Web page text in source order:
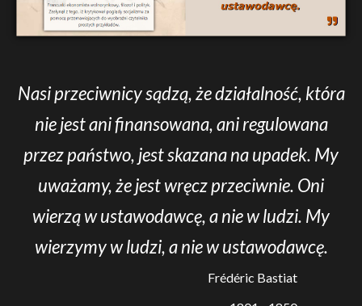
Nasi przeciwnicy sądzą, że działalność, która
nie jest ani finansowana, ani regulowana
przez państwo, jest skazana na upadek. My
uważamy, że jest wręcz przeciwnie. Oni
wierzą w ustawodawcę, a nie w ludzi. My
wierzymy w ludzi, a nie w ustawodawcę.
Frédéric Bastiat